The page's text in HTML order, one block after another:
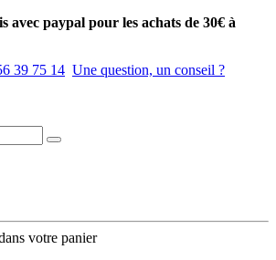
avec paypal pour les achats de 30€ à
39 75 14 Une question, un conseil ?
votre panier